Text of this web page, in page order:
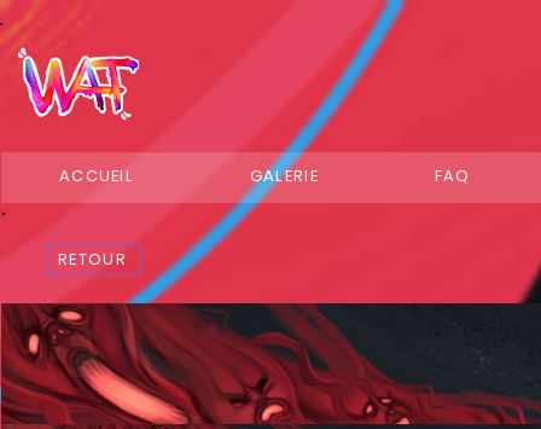
ACCUEIL GALERIE FAQ
RETOUR